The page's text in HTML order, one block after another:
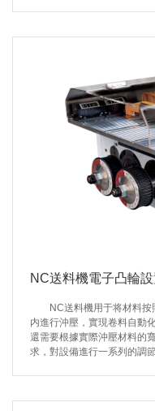
NC送料機電子凸輪
NC送料機用于将材料按
内進行沖壓，實現卷料自動
還需要根據實際沖壓材料的
求，對設備進行一系列的調節